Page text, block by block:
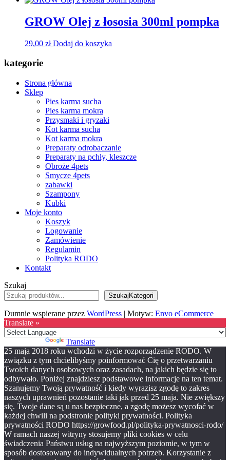
wybrać
stronie
produktu
29,00 zł
do
wiele
wariantów.
GROW Olej z łososia 300ml pompka
29,00 zł Dodaj do koszyka
kategorie
Strona główna
Sklep
Pies karma sucha
Pies karma mokra
Przysmaki i gryzaki
Kot karma sucha
Kot karma mokra
Preparaty odrobaczanie
Preparaty na pchły, kleszcze
Obroże 4pets
Smycze 4pets
zabawki
Szampony
Kubki
Moje konto
Koszyk
Logowanie
Zamówienie
Regulamin
Polityka RODO
Kontakt
Szukaj
SzukajKategori
Dumnie wspierane przez WordPress | Motyw: Envo eCommerce
Translate »
Translate
25 maja 2018 roku wchodzi w życie rozporządzenie RODO. W
związku z tym chcielibyśmy poinformować Cię o przetwarzaniu
Twoich danych osobowych oraz zasadach, na jakich będzie się to
odbywało. Poniżej znajdziesz podstawowe informacje na ten temat.
Szanujemy Twoją prywatność i kiedy wyrazisz zgodę to zakres
naszych uprawnień pozostanie taki jak przed 25 maja. Nie zwiększy
się. Twoje dane są u nas bezpieczne, a zgodę możesz wycofać w
każdej chwili na podstronie polityki prywatności. Polityka
prywatności RODO https://growfood.pl/polityka-prywatnosci-rodo/
W ramach naszej witryny stosujemy pliki cookies w celu
świadczenia Państwu usług na najwyższym poziomie, w tym w
sposób dostosowany do indywidualnych potrzeb. Korzystanie z